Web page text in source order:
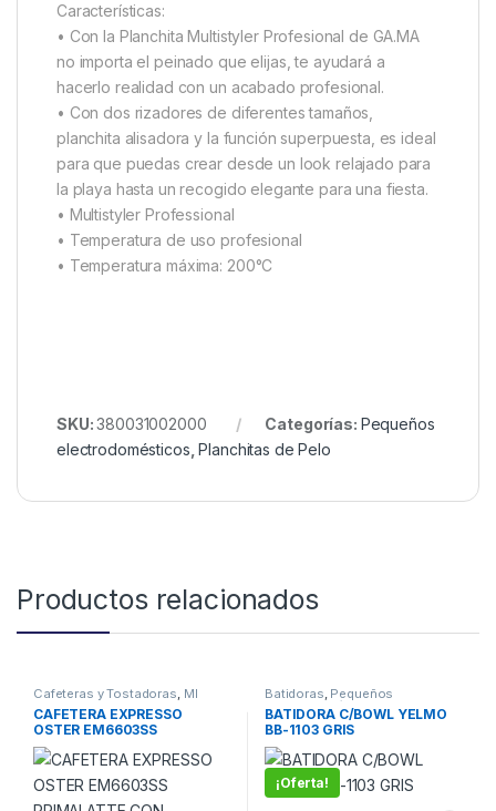
Características:
• Con la Planchita Multistyler Profesional de GA.MA
no importa el peinado que elijas, te ayudará a
hacerlo realidad con un acabado profesional.
• Con dos rizadores de diferentes tamaños,
planchita alisadora y la función superpuesta, es ideal
para que puedas crear desde un look relajado para
la playa hasta un recogido elegante para una fiesta.
• Multistyler Professional
• Temperatura de uso profesional
• Temperatura máxima: 200°C
SKU:380031002000 Categorías: Pequeños
electrodomésticos ,Planchitas de Pelo
Productos relacionados
Cafeteras y Tostadoras, MI
CASA,Pequeños
electrodomésticos
CAFETERA EXPRESSO
OSTER EM6603SS
PRIMALATTE CON
ADAPTADOR PARA
CAPSULAS
Batidoras, Pequeños
electrodomésticos
BATIDORA C/BOWL YELMO
BB-1103 GRIS
¡Oferta!